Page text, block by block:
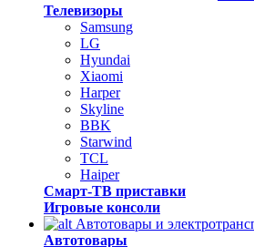
Телевизоры
Samsung
LG
Hyundai
Xiaomi
Harper
Skyline
BBK
Starwind
TCL
Haiper
Смарт-ТВ приставки
Игровые консоли
Автотовары и
Автотовары